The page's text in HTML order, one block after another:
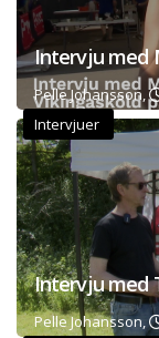
Intervju med
Pelle Johansson,
Intervjuer
Intervju med
Pelle Johansson,